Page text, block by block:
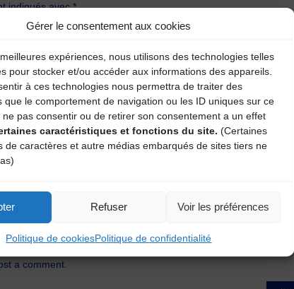
Gérer le consentement aux cookies
expériences, nous utilisons des technologies telles
pour stocker et/ou accéder aux informations des appareils.
à ces technologies nous permettra de traiter des
que le comportement de navigation ou les ID uniques sur ce
pas consentir ou de retirer son consentement a un effet
caractéristiques et fonctions du site. (Certaines
de caractères et autre médias embarqués de sites tiers ne
Refuser Voir les préférences
Politique de cookiesPolitique de confidentialité
indiqués avec*
a comment.